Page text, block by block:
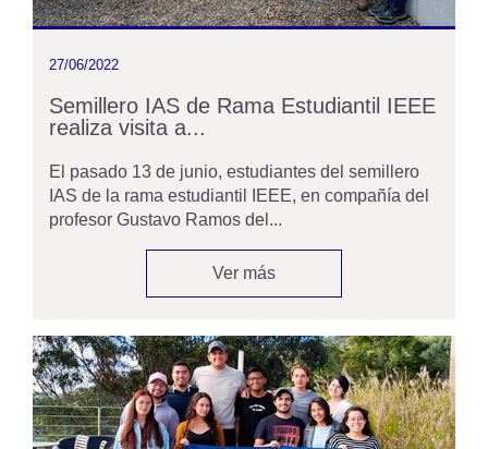
27/06/2022
Semillero IAS de Rama Estudiantil IEEE
realiza visita a...
El pasado 13 de junio, estudiantes del semillero
IAS de la rama estudiantil IEEE, en compañía del
profesor Gustavo Ramos del...
Ver más